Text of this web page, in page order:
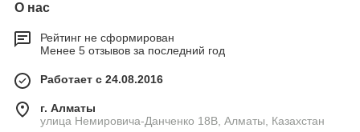
О нас
Рейтинг не сформирован
Менее 5 отзывов за последний год
Работает с 24.08.2016
г. Алматы
улица Немировича-Данченко 18В, Алматы, Казахстан